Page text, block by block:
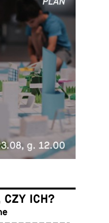
CZY ICH?